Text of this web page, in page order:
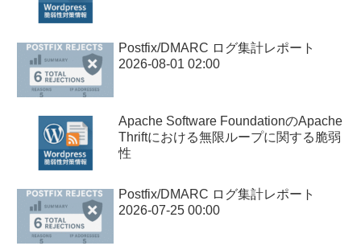
Postfix/DMARC ログ集計レポート
2026-08-01 02:00
Apache Software FoundationのApache
Thriftにおける無限ループに関する脆弱
性
Postfix/DMARC ログ集計レポート
2026-07-25 00:00